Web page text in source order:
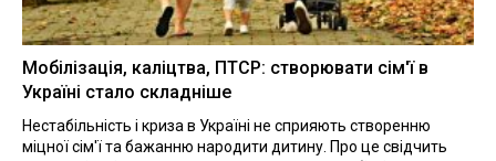
Мобілізація, каліцтва, ПТСР: створювати сім'ї в
Україні стало складніше
Нестабільність і криза в Україні не сприяють створенню
міцної сім'ї та бажанню народити дитину. Про це свідчить